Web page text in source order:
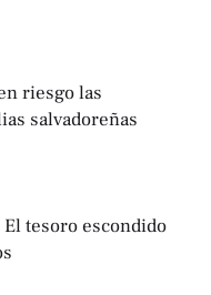
riesgo las
salvadoreñas
tesoro escondido